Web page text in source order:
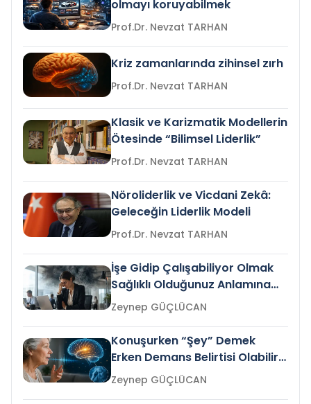
olmayı koruyabilmek
Prof.Dr. Nevzat TARHAN
Kriz zamanlarında zihinsel zırh
Prof.Dr. Nevzat TARHAN
Klasik ve Karizmatik Modellerin
Ötesinde “Bilimsel Liderlik”
Prof.Dr. Nevzat TARHAN
Nöroliderlik ve Vicdani Zekâ:
Geleceğin Liderlik Modeli
Prof.Dr. Nevzat TARHAN
İşe Gidip Çalışabiliyor Olmak
Sağlıklı Olduğunuz Anlamına
Gelir mi?Zeynep GÜÇLÜCAN
Konuşurken “Şey” Demek
Erken Demans Belirtisi Olabilir
mi?
Zeynep GÜÇLÜCAN